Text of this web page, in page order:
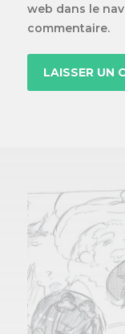
web dans le
commentaire.